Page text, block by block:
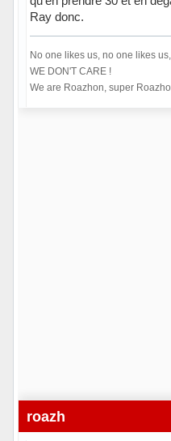
Ray donc.
No one likes us, no one likes us,
WE DON'T CARE !
We are Roazhon, super
roazh